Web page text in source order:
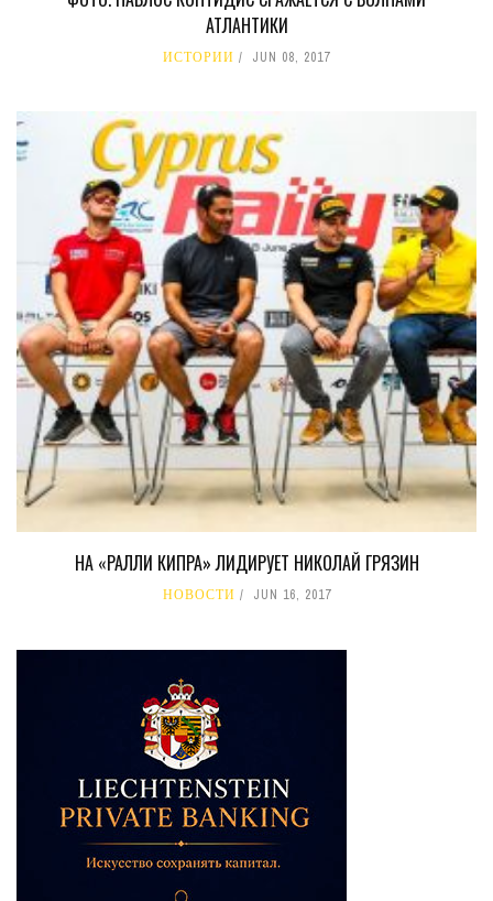
АТЛАНТИКИ
ИСТОРИИ JUN 08, 2017
НА «РАЛЛИ КИПРА» ЛИДИРУЕТ НИКОЛАЙ ГРЯЗИН
НОВОСТИ JUN 16, 2017